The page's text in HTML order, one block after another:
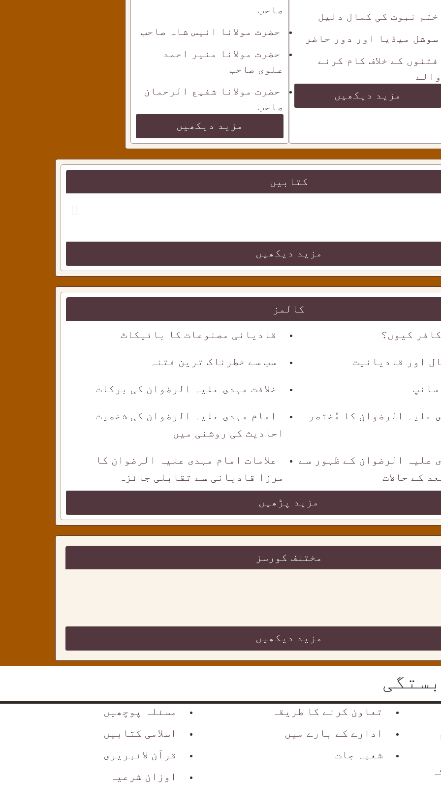
ختم نبوت کی کمال دلیل
سوشل میڈیا اور دور حاضر
فتنوں کے خلاف کام کرنے
والے
مزید دیکھیں
صاحب
حضرت مولانا انیس شاہ صاحب
حضرت مولانا منیر احمد
علوی صاحب
حضرت مولانا شفیع الرحمان
صاحب
مزید دیکھیں
کتابیں
مزید دیکھیں
کالمز
کیوں؟ قادیانی مصنوعات کا بائیکاٹ
اور قادیانیت سب سے خطرناک ترین فتنہ
سانپ خلافت مہدی علیہ الرضوان کی برکات
علیہ الرضوان کا مُختصر
امام مہدی علیہ الرضوان کی شخصیت
احادیث کی روشنی میں
علیہ الرضوان کے ظہور سے
کے حالات
علامات امام مہدی علیہ الرضوان کا
مرزا قادیانی سے تقابلی جائزہ
مزید پڑھیں
مختلف کورسز
مزید دیکھیں
تعاون کرنے کا طریقہ
ادارے کے بارے میں
شعبہ جات
مسئلہ پوچھیں
اسلامی کتابیں
قرآن لائبریری
اوزان شرعیہ